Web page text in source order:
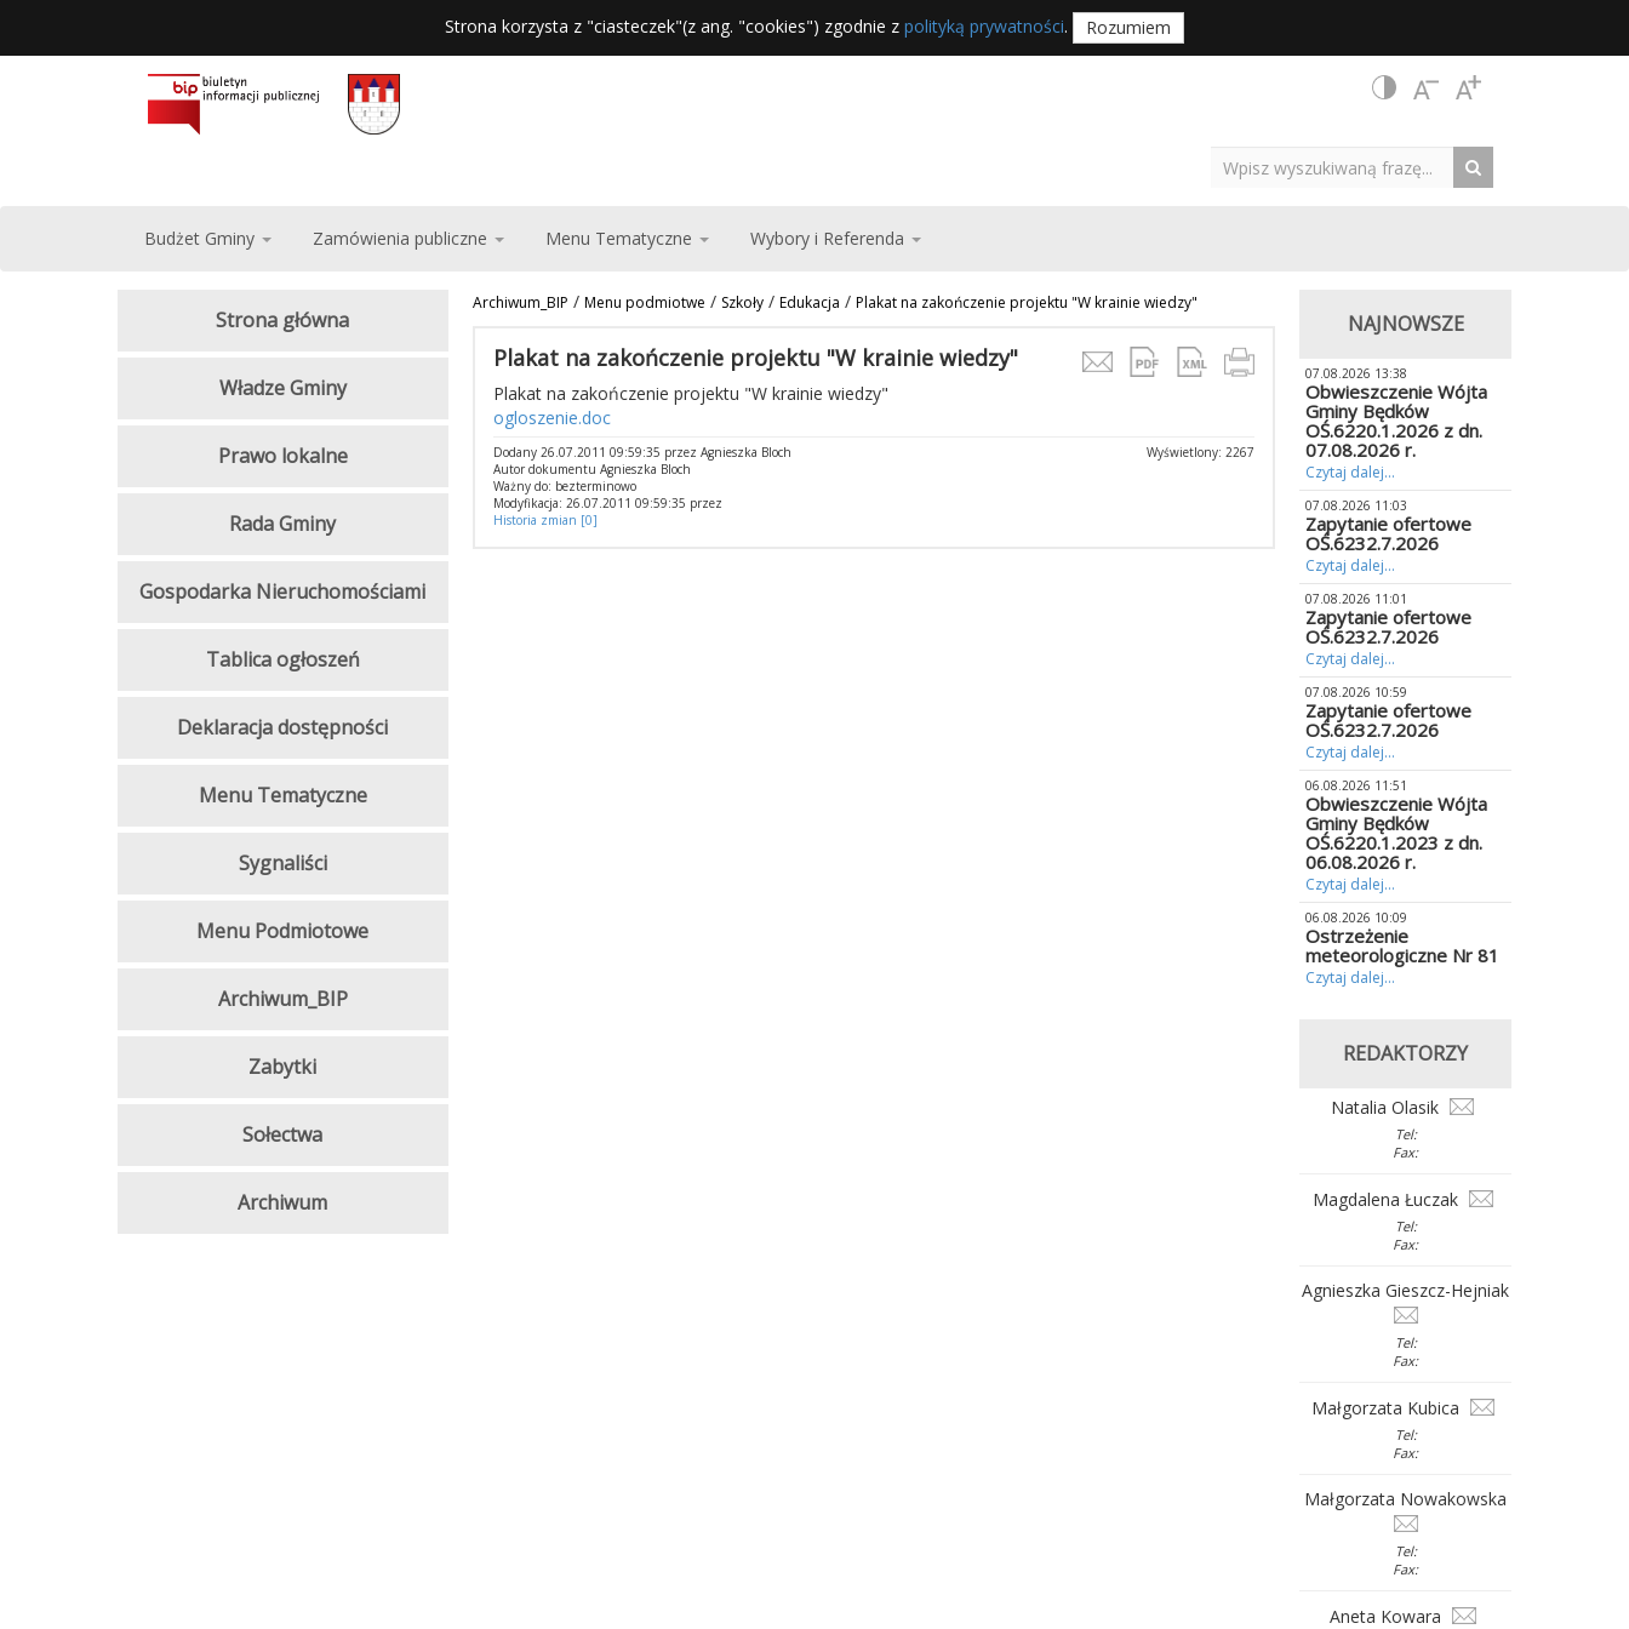
Strona korzysta z "ciasteczek"(z ang. "cookies") zgodnie z polityką prywatności. Rozumiem
Budżet Gminy Zamówienia publiczne Menu Tematyczne Wybory i Referenda
Archiwum_BIP / Menu podmiotwe / Szkoły/ Edukacja / Plakat na zakończenie projektu "W krainie wiedzy"
Plakat na zakończenie projektu "W krainie wiedzy"
Plakat na zakończenie projektu "W krainie wiedzy"
ogloszenie.doc
Wyświetlony: 2267
Dodany 26.07.2011 09:59:35 przez Agnieszka Bloch
Autor dokumentu Agnieszka Bloch
Ważny do: bezterminowo
Modyfikacja: 26.07.2011 09:59:35 przez
Historia zmian [0]
Strona główna
Władze Gminy
Prawo lokalne
Rada Gminy
Gospodarka Nieruchomościami
Tablica ogłoszeń
Deklaracja dostępności
Menu Tematyczne
Sygnaliści
Menu Podmiotowe
Archiwum_BIP
Zabytki
Sołectwa
Archiwum
NAJNOWSZE
07.08.2026 13:38
Obwieszczenie Wójta
Gminy Będków
OŚ.6220.1.2026 z dn.
07.08.2026 r.
Czytaj dalej...
07.08.2026 11:03
Zapytanie ofertowe
OŚ.6232.7.2026
Czytaj dalej...
07.08.2026 11:01
Zapytanie ofertowe
OŚ.6232.7.2026
Czytaj dalej...
07.08.2026 10:59
Zapytanie ofertowe
OŚ.6232.7.2026
Czytaj dalej...
06.08.2026 11:51
Obwieszczenie Wójta
Gminy Będków
OŚ.6220.1.2023 z dn.
06.08.2026 r.
Czytaj dalej...
06.08.2026 10:09
Ostrzeżenie
meteorologiczne Nr 81
Czytaj dalej...
REDAKTORZY
Natalia Olasik
Tel:
Fax:
Magdalena Łuczak
Tel:
Fax:
Agnieszka Gieszcz-Hejniak
Tel:
Fax:
Małgorzata Kubica
Tel:
Fax:
Małgorzata Nowakowska
Tel:
Fax:
Aneta Kowara